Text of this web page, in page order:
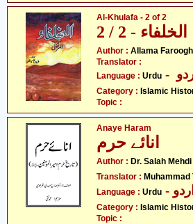
Al-Khulafa - 2 of 2
الخلفاء - 2 / 2
Author : Allama
Translator :
Language : Urdu
Category : Islamic
Topic :
Anaye Haram
انائے حرم
Author : Dr. Salah
Translator : Muhammad
Language : Urdu - اردو
Category : Islamic
Topic :